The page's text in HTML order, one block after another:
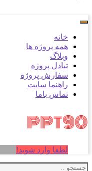
خانه
همه پروژه ها
وبلاگ
تبادل پروژه
سفارش پروژه
راهنما سایت
تماس باما
لطفا وارد شوید!